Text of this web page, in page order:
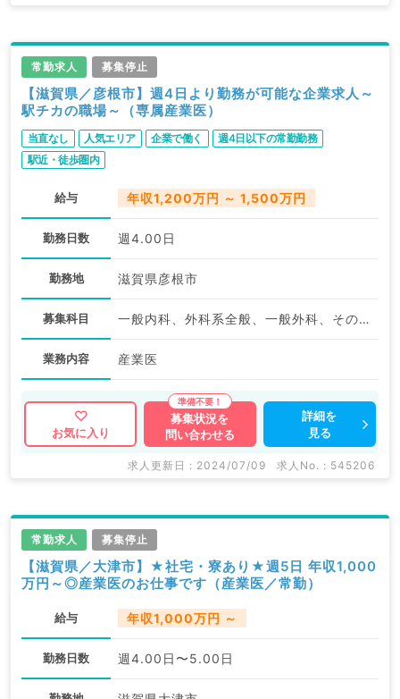
常勤求人 募集停止
【滋賀県／彦根市】週4日より勤務が可能な企業求人～
駅チカの職場～（専属産業医）
当直なし 人気エリア 企業で働く
週4日以下の常勤勤務
駅近・徒歩圏内
給与 年収1,200万円 ～ 1,500万円
勤務日数 週4.00日
勤務地 滋賀県彦根市
募集科目 一般内科、外科系全般、一般外科、その他、産業医
業務内容 産業医
お気に入り
募集状況を
問い合わせる
詳細を
見る
求人更新日 : 2024/07/09 求人No. : 545206
常勤求人 募集停止
【滋賀県／大津市】★社宅・寮あり★週5日 年収1,000
万円～◎産業医のお仕事です（産業医／常勤）
給与 年収1,000万円 ～
勤務日数 週4.00日〜5.00日